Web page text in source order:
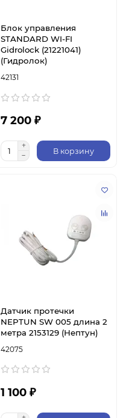
Блок управления
STANDARD WI-FI
Gidrolock (21221041)
(Гидролок)
42131
7 200 ₽
В корзину
Датчик протечки
NEPTUN SW 005 длина 2
метра 2153129 (Нептун)
42075
1 100 ₽